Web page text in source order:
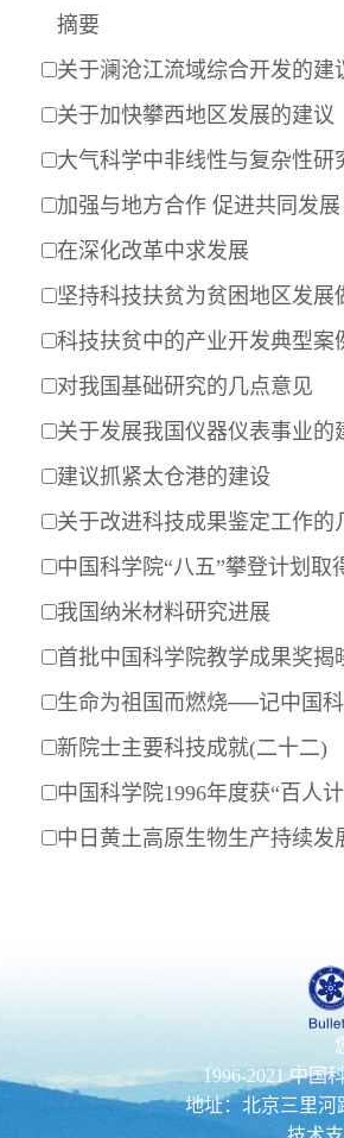
摘要
关于澜沧江流域综合开发的建
关于加快攀西地区发展的建议
大气科学中非线性与复杂性研
加强与地方合作 促进共同发展
在深化改革中求发展
坚持科技扶贫为贫困地区发展
科技扶贫中的产业开发典型案
对我国基础研究的几点意见
关于发展我国仪器仪表事业的
建议抓紧太仓港的建设
关于改进科技成果鉴定工作的
中国科学院“八五”攀登计划取
我国纳米材料研究进展
首批中国科学院教学成果奖揭
生命为祖国而燃烧──记中国
新院士主要科技成就(二十二)
中国科学院1996年度获“百人
中日黄土高原生物生产持续发
1996-2021 中国
地址：北京三里河